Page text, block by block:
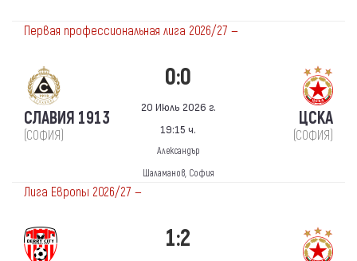
Первая профессиональная лига 2026/27 —
СЛАВИЯ 1913
(СОФИЯ)
0:0
20 Июль 2026 г.
19:15 ч.
Александър
Шаламанов, София
ЦСКА
(СОФИЯ)
Лига Европы 2026/27 —
1:2